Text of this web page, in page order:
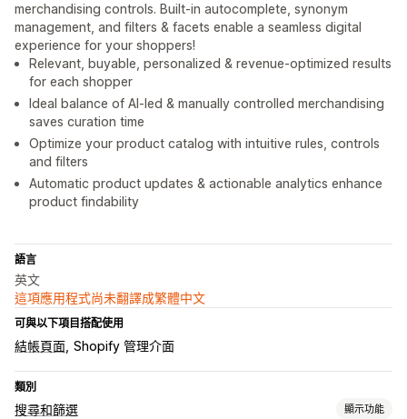
merchandising controls. Built-in autocomplete, synonym
management, and filters & facets enable a seamless digital
experience for your shoppers!
Relevant, buyable, personalized & revenue-optimized results
for each shopper
Ideal balance of AI-led & manually controlled merchandising
saves curation time
Optimize your product catalog with intuitive rules, controls
and filters
Automatic product updates & actionable analytics enhance
product findability
語言
英文
這項應用程式尚未翻譯成繁體中文
可與以下項目搭配使用
結帳頁面 Shopify 管理介面
類別
搜尋和篩選 顯示功能